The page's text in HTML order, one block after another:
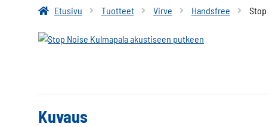
Etusivu
Tuotteet Virve Handsfree Stop
Kuvaus